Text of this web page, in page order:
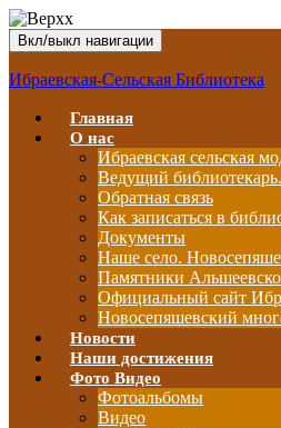
Вкл/выкл навигации
Ибраевская-Сельская Библиотека
Главная
О нас
Ибраевская сельская
Ведущий
Обратная связь
Как записаться в
Документы
Наше село.
Памятники
Официальный сайт
Новосепяшевский
Новости
Наши достижения
Фото Видео
Фотоальбомы
Видео